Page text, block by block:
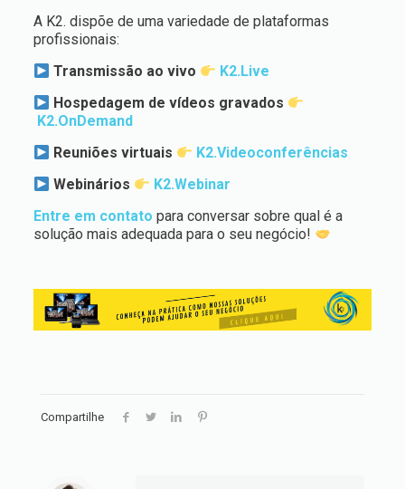
A K2. dispõe de uma variedade de plataformas
profissionais:
Transmissão ao vivo
K2.Live
Hospedagem de vídeos gravados
K2.OnDemand
Reuniões virtuais
K2.Videoconferências
Webinários
K2.Webinar
Entre em contato para conversar sobre qual é a
solução mais adequada para o seu negócio!
Compartilhe